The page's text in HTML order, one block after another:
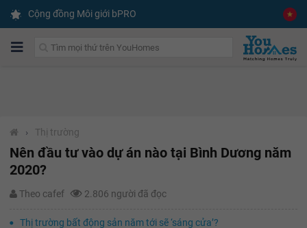
Cộng đồng Môi giới bPRO
› Thị trường
Nên đầu tư vào dự án nào tại Bình Dương năm
2020?
Theo cafef 2.806 người đã đọc
Thị trường bất động sản năm tới sẽ ‘sáng cửa’?